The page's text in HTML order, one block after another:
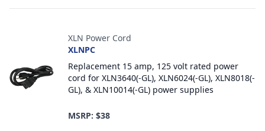
XLN Power Cord
XLNPC
Replacement 15 amp, 125 volt rated power
cord for XLN3640(-GL), XLN6024(-GL), XLN8018(-
GL), & XLN10014(-GL) power supplies
MSRP: $38